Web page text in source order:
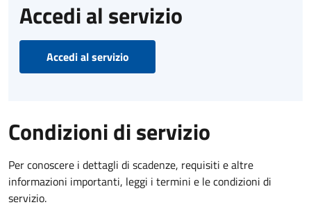
Accedi al servizio
Accedi al servizio
Condizioni di servizio
Per conoscere i dettagli di scadenze, requisiti e altre
informazioni importanti, leggi i termini e le condizioni di
servizio.